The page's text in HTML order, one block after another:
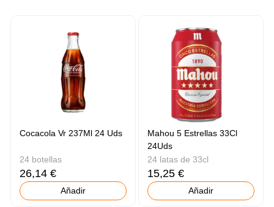
Cocacola Vr 237Ml 24 Uds
24 botellas
26,14 €
Añadir
Mahou 5 Estrellas 33Cl
24Uds
24 latas de 33cl
15,25 €
Añadir